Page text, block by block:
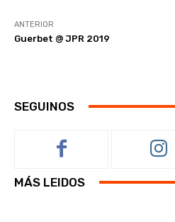
ANTERIOR
Guerbet @ JPR 2019
SEGUINOS
MÁS LEIDOS